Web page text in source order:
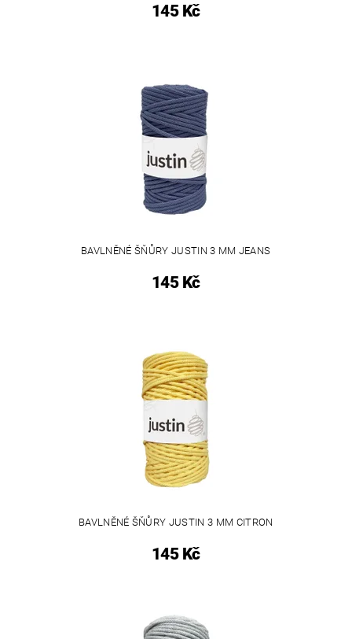
145 Kč
BAVLNĚNÉ ŠŇŮRY JUSTIN 3 MM JEANS
145 Kč
BAVLNĚNÉ ŠŇŮRY JUSTIN 3 MM CITRON
145 Kč